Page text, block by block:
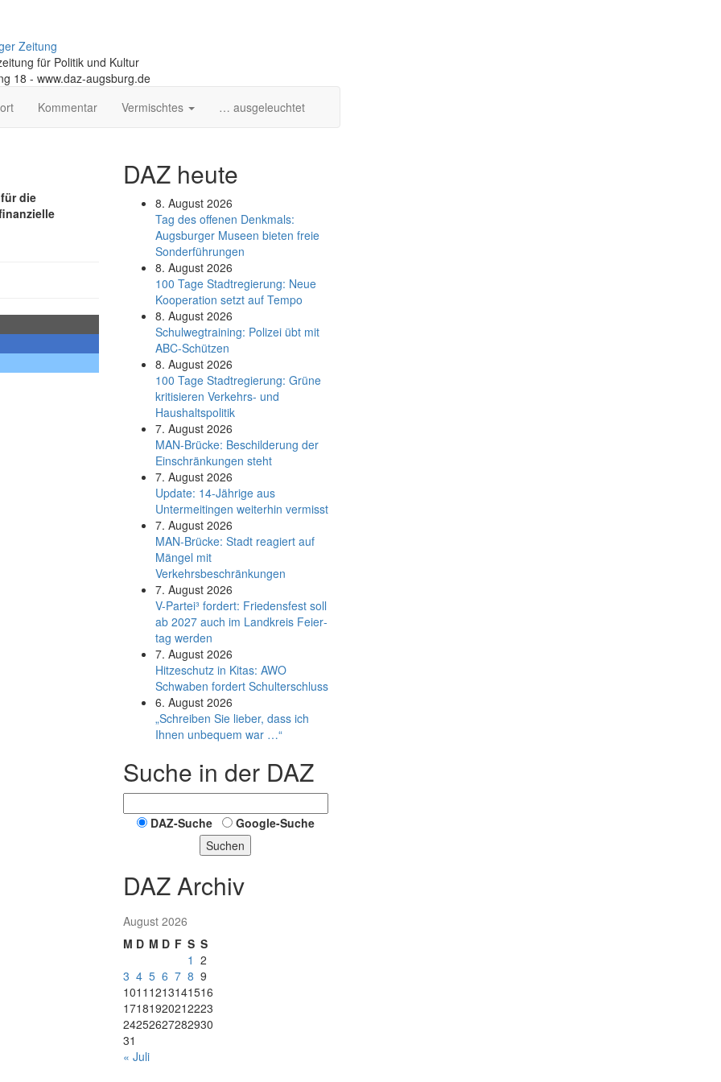
Zeitung
für Politik und Kultur
18 - www.daz-augsburg.de
Kommentar Vermischtes … ausgeleuchtet
die
DAZ heute
8. August 2026
Tag des offenen Denkmals:
Augsburger Museen bieten freie
Sonderführungen
8. August 2026
100 Tage Stadtregierung: Neue
Kooperation setzt auf Tempo
8. August 2026
Schul­weg­trai­ning: Poli­zei übt mit
ABC-Schüt­zen
8. August 2026
100 Tage Stadtregierung: Grüne
kritisieren Verkehrs- und
Haushaltspolitik
7. August 2026
MAN-Brücke: Beschilderung der
Einschränkungen steht
7. August 2026
Update: 14-Jährige aus
Untermeitingen weiterhin vermisst
7. August 2026
MAN-Brücke: Stadt reagiert auf
Mängel mit
Verkehrsbeschränkungen
7. August 2026
V-Partei­³ fordert: Friedens­fest soll
ab 2027 auch im Land­kreis Feier­
tag werden
7. August 2026
Hitzeschutz in Kitas: AWO
Schwaben fordert Schulterschluss
6. August 2026
„Schreiben Sie lieber, dass ich
Ihnen unbequem war …“
Suche in der DAZ
DAZ-Suche
Google-Suche
Suchen
DAZ Archiv
August 2026
M D M D F S S
1 2
3 4 5 6 7 8 9
1011 1213141516
17181920212223
24252627282930
31
« Juli